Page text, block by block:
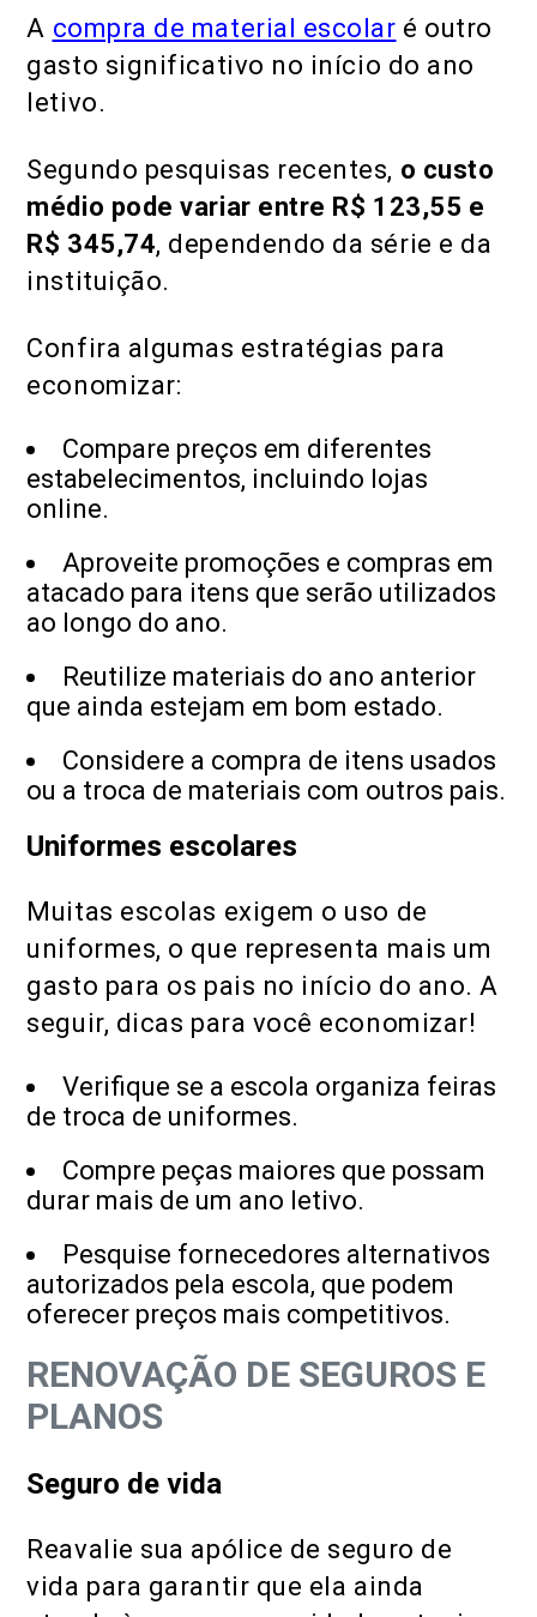
A compra de material escolar é outro
gasto significativo no início do ano
letivo.
Segundo pesquisas recentes, o custo
médio pode variar entre R$ 123,55 e
R$ 345,74, dependendo da série e da
instituição.
Confira algumas estratégias para
economizar:
Compare preços em diferentes
estabelecimentos, incluindo lojas
online.
Aproveite promoções e compras em
atacado para itens que serão utilizados
ao longo do ano.
Reutilize materiais do ano anterior
que ainda estejam em bom estado.
Considere a compra de itens usados
ou a troca de materiais com outros pais.
Uniformes escolares
Muitas escolas exigem o uso de
uniformes, o que representa mais um
gasto para os pais no início do ano. A
seguir, dicas para você economizar!
Verifique se a escola organiza feiras
de troca de uniformes.
Compre peças maiores que possam
durar mais de um ano letivo.
Pesquise fornecedores alternativos
autorizados pela escola, que podem
oferecer preços mais competitivos.
RENOVAÇÃO DE SEGUROS E
PLANOS
Seguro de vida
Reavalie sua apólice de seguro de
vida para garantir que ela ainda